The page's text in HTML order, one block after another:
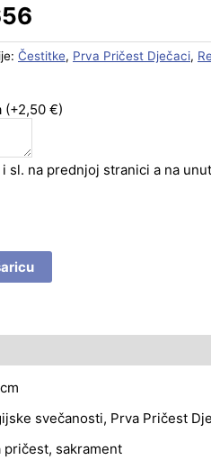
Čestitke, Prva Pričest Dječaci,
(+2,50 €)
sl. na prednjoj stranici a na
svečanosti, Prva Pričest
pričest, sakrament